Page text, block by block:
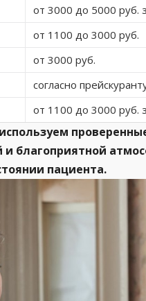
от 3000 до 5000 руб.
от 1100 до 3000 руб.
от 3000 руб.
согласно
от 1100 до 3000 руб.
и благоприятной
пациента.